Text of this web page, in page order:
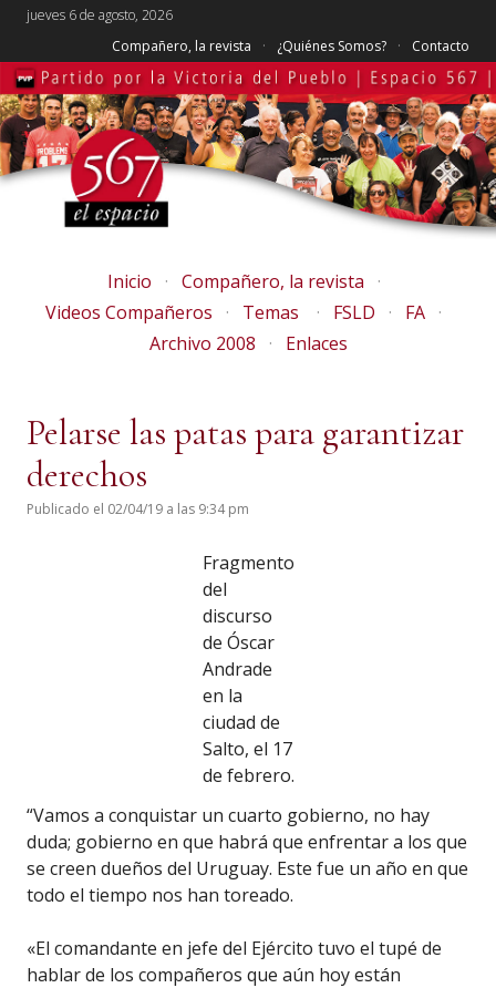
jueves 6 de agosto, 2026
Compañero, la revista
¿Quiénes Somos? Contacto
Inicio
Compañero, la revista
Videos Compañeros
Temas FSLD
FA
Archivo 2008
Enlaces
Pelarse las patas para garantizar
derechos
Publicado el 02/04/19 a las 9:34 pm
Fragmento
del
discurso
de Óscar
Andrade
en la
ciudad de
Salto, el 17
de febrero.
“Vamos a conquistar un cuarto gobierno, no hay
duda; gobierno en que habrá que enfrentar a los que
se creen dueños del Uruguay. Este fue un año en que
todo el tiempo nos han toreado.
«El comandante en jefe del Ejército tuvo el tupé de
hablar de los compañeros que aún hoy están